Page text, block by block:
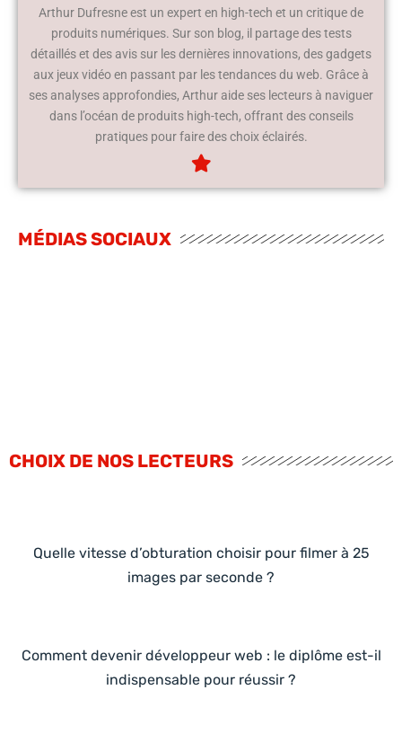
Arthur Dufresne est un expert en high-tech et un critique de
produits numériques. Sur son blog, il partage des tests
détaillés et des avis sur les dernières innovations, des gadgets
aux jeux vidéo en passant par les tendances du web. Grâce à
ses analyses approfondies, Arthur aide ses lecteurs à naviguer
dans l’océan de produits high-tech, offrant des conseils
pratiques pour faire des choix éclairés.
MÉDIAS SOCIAUX
CHOIX DE NOS LECTEURS
Quelle vitesse d’obturation choisir pour filmer à 25
images par seconde ?
Comment devenir développeur web : le diplôme est-il
indispensable pour réussir ?